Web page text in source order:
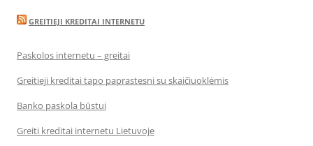
GREITIEJI KREDITAI INTERNETU
Paskolos internetu – greitai
Greitieji kreditai tapo paprastesni su skaičiuoklėmis
Banko paskola būstui
Greiti kreditai internetu Lietuvoje